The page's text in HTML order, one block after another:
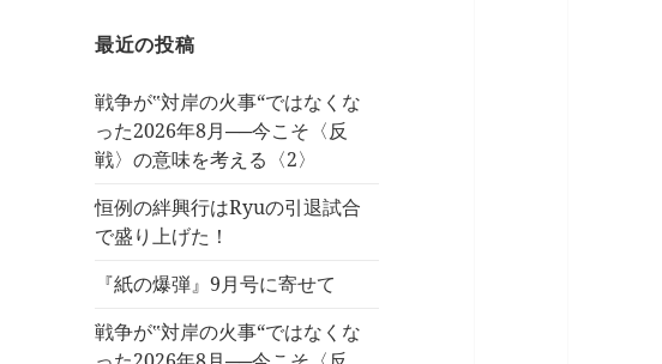
最近の投稿
戦争が‟対岸の火事“ではなくな
った2026年8月──今こそ〈反
戦〉の意味を考える〈2〉
恒例の絆興行はRyuの引退試合
で盛り上げた！
『紙の爆弾』9月号に寄せて
戦争が‟対岸の火事“ではなくな